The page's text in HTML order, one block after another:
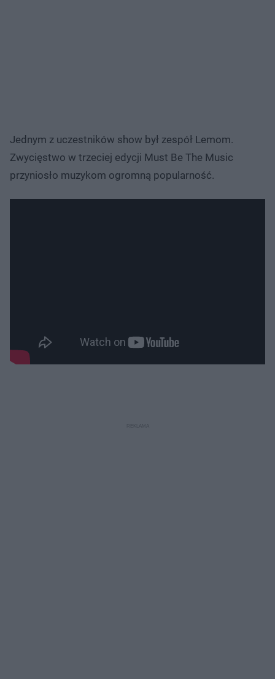
Jednym z uczestników show był zespół Lemom.
Zwycięstwo w trzeciej edycji Must Be The Music
przyniosło muzykom ogromną popularność.